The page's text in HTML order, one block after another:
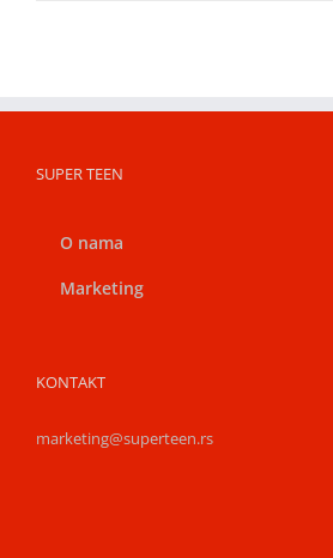
SUPER TEEN
O nama
Marketing
KONTAKT
marketing@superteen.rs